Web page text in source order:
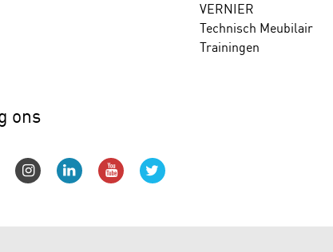
VERNIER
Technisch Meubilair
Trainingen
ons